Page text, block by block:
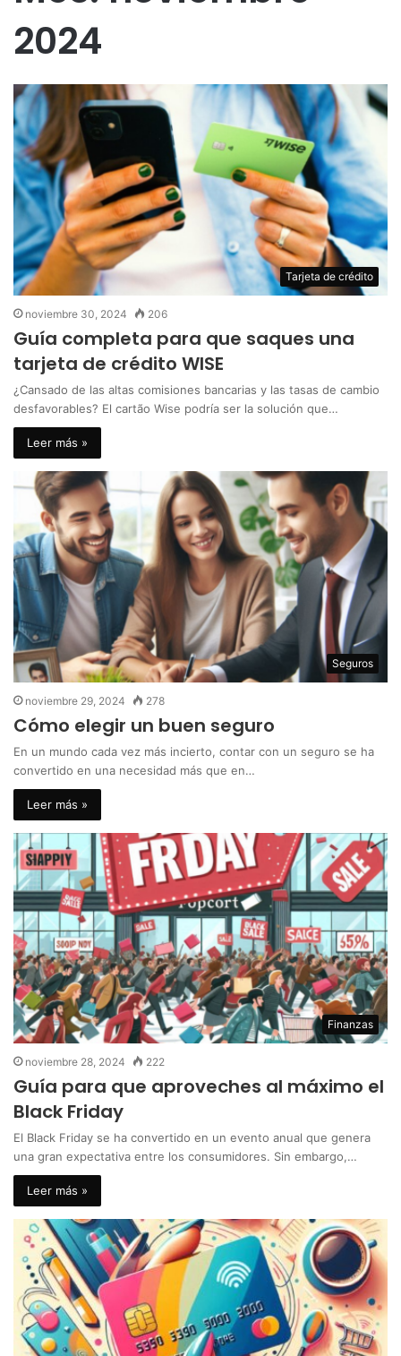
2024
Tarjeta de crédito
noviembre 30, 2024 206
Guía completa para que saques una
tarjeta de crédito WISE
¿Cansado de las altas comisiones bancarias y las tasas de cambio
desfavorables? El cartão Wise podría ser la solución que…
Leer más »
Seguros
noviembre 29, 2024 278
Cómo elegir un buen seguro
En un mundo cada vez más incierto, contar con un seguro se ha
convertido en una necesidad más que en…
Leer más »
Finanzas
noviembre 28, 2024 222
Guía para que aproveches al máximo el
Black Friday
El Black Friday se ha convertido en un evento anual que genera
una gran expectativa entre los consumidores. Sin embargo,…
Leer más »